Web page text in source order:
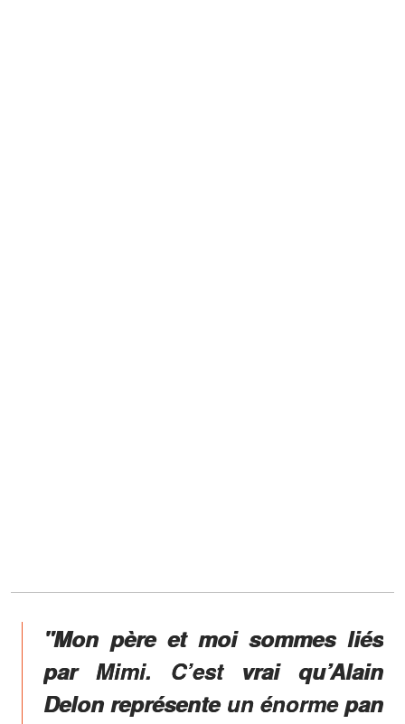
"Mon père et moi sommes liés
par Mimi. C’est vrai qu’A­lain
Delon repré­sente un énorme pan